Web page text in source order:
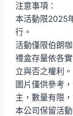
注意事項：
本活動限2025
行。
活動僅限伯朗
禮盒存量依各
立與否之權利。
圖片僅供參考
主，數量有限
本公司保留活